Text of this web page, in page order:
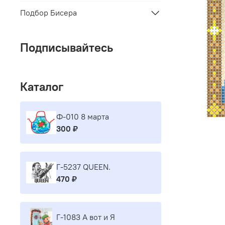
Подбор Бисера
Подписывайтесь
Каталог
Ф-010 8 марта
300 ₽
Г-5237 QUEEN.
470 ₽
Г-1083 А вот и Я